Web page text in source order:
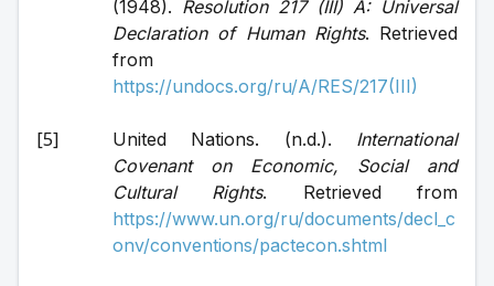
(1948). Resolution 217 (III) A: Universal
Declaration of Human Rights. Retrieved
https://undocs.org/ru/A/RES/217(III)
United Nations. (n.d.). International
Covenant on Economic, Social and
Cultural Rights
https://www.un.org/ru/documents/decl_c
onv/conventions/pactecon.shtml